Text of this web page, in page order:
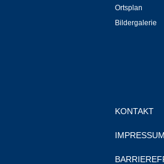
Ortsplan
Bildergalerie
KONTAKT
IMPRESSUM